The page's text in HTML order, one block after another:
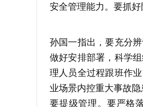
安全管理能力。要抓
孙国一指出，要充分
做好安排部署，科学
理人员全过程跟班作
业场景内控重大事故
要提级管理。要严格